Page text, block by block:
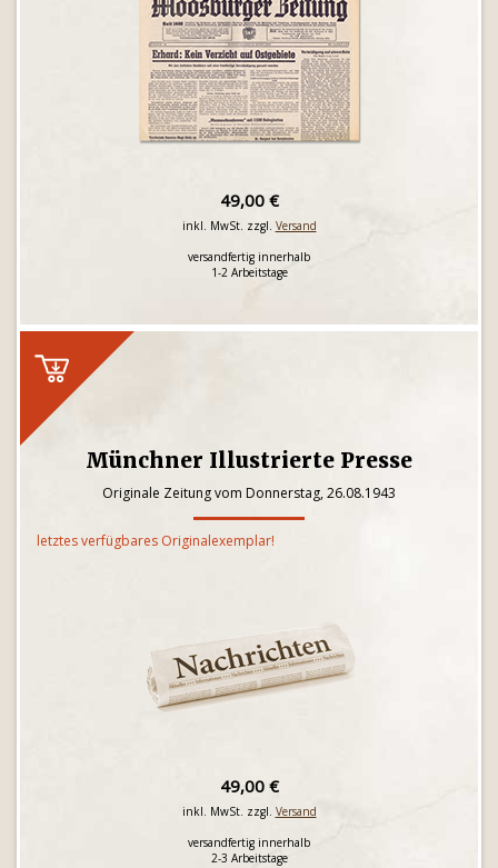
49,00 €
inkl. MwSt. zzgl. Versand
versandfertig innerhalb
1-2 Arbeitstage
Münchner Illustrierte Presse
Originale Zeitung vom Donnerstag, 26.08.1943
letztes verfügbares Originalexemplar!
49,00 €
inkl. MwSt. zzgl. Versand
versandfertig innerhalb
2-3 Arbeitstage